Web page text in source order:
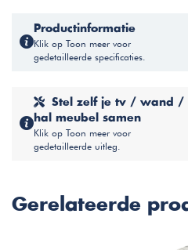
Productinformatie
Klik op Toon meer voor
gedetailleerde specificaties.
Stel zelf je tv / wand /
hal meubel samen
Klik op Toon meer voor
gedetailleerde uitleg.
Gerelateerde